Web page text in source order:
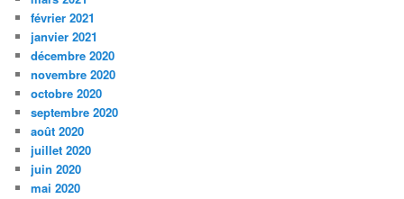
février 2021
janvier 2021
décembre 2020
novembre 2020
octobre 2020
septembre 2020
août 2020
juillet 2020
juin 2020
mai 2020